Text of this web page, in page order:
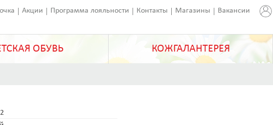
Акции Программа лояльности Контакты Магазины Вакансии
ОБУВЬ КОЖГАЛАНТЕРЕЯ